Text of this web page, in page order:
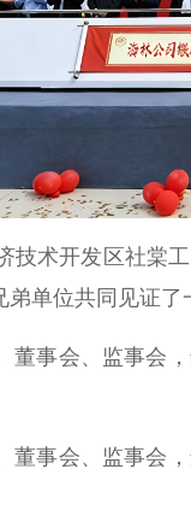
技术开发区社棠
单位共同见证
董事会、监事会
董事会、监事会